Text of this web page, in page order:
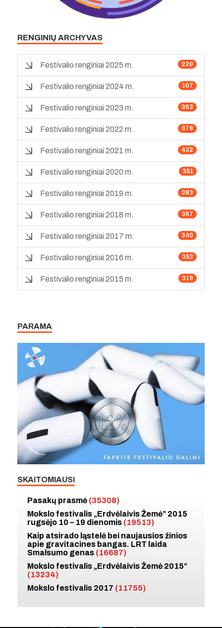
RENGINIŲ ARCHYVAS
220
Festivalio renginiai 2025 m.
107
Festivalio renginiai 2024 m.
363
Festivalio renginiai 2023 m.
379
Festivalio renginiai 2022 m.
432
Festivalio renginiai 2021 m.
351
Festivalio renginiai 2020 m.
383
Festivalio renginiai 2019 m.
387
Festivalio renginiai 2018 m.
340
Festivalio renginiai 2017 m.
353
Festivalio renginiai 2016 m.
319
Festivalio renginiai 2015 m.
PARAMA
SKAITOMIAUSI
Pasakų prasmė (35308)
Mokslo festivalis „Erdvėlaivis Žemė” 2015
rugsėjo 10 – 19 dienomis (19513)
Kaip atsirado ląstelė bei naujausios žinios
apie gravitacines bangas. LRT laida
Smalsumo genas (16687)
Mokslo festivalis „Erdvėlaivis Žemė 2015“
(13234)
Mokslo festivalis 2017 (11755)